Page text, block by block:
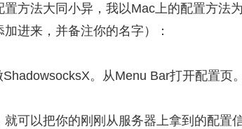
方法大同小异，我以Mac上的配置方法
进来，并备注你的名字）：
。从Menu Bar打开配置页。
可以把你的刚刚从服务器上拿到的配置